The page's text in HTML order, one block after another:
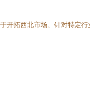
开拓西北市场、针对特定